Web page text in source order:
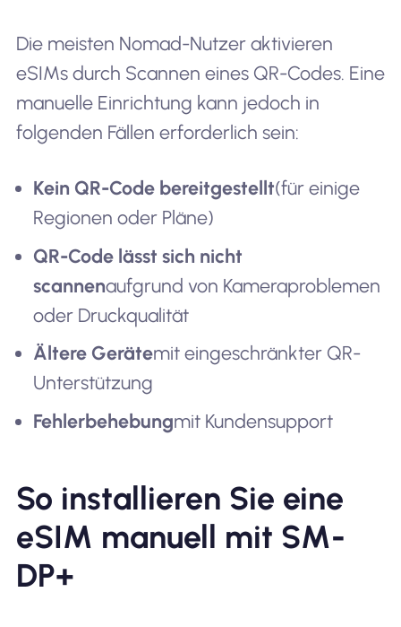
Die meisten Nomad-Nutzer aktivieren
eSIMs durch Scannen eines QR-Codes. Eine
manuelle Einrichtung kann jedoch in
folgenden Fällen erforderlich sein:
Kein QR-Code bereitgestellt(für einige
Regionen oder Pläne)
QR-Code lässt sich nicht
scannenaufgrund von Kameraproblemen
oder Druckqualität
Ältere Gerätemit eingeschränkter QR-
Unterstützung
Fehlerbehebungmit Kundensupport
So installieren Sie eine
eSIM manuell mit SM-
DP+